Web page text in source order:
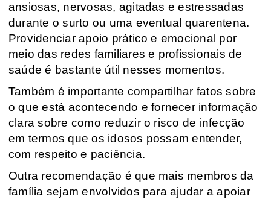
ansiosas, nervosas, agitadas e estressadas
durante o surto ou uma eventual quarentena.
Providenciar apoio prático e emocional por
meio das redes familiares e profissionais de
saúde é bastante útil nesses momentos.
Também é importante compartilhar fatos sobre
o que está acontecendo e fornecer informação
clara sobre como reduzir o risco de infecção
em termos que os idosos possam entender,
com respeito e paciência.
Outra recomendação é que mais membros da
família sejam envolvidos para ajudar a apoiar